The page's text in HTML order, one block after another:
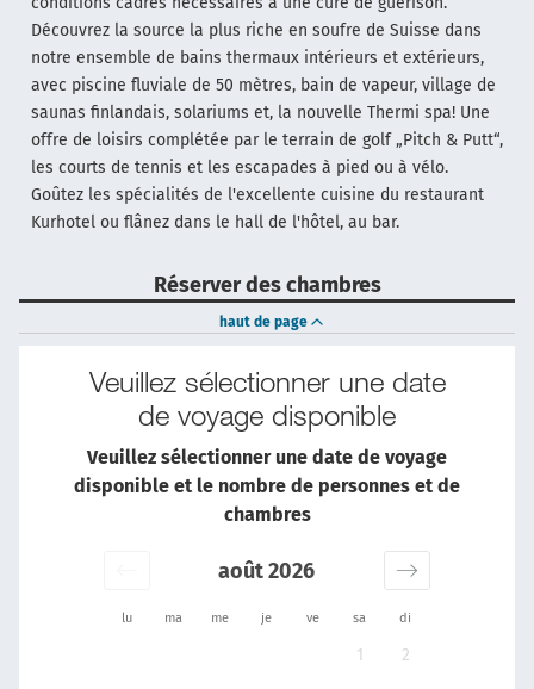
Découvrez la source la plus riche en soufre de Suisse dans
notre ensemble de bains thermaux intérieurs et extérieurs,
avec piscine fluviale de 50 mètres, bain de vapeur, village de
saunas finlandais, solariums et, la nouvelle Thermi spa! Une
offre de loisirs complétée par le terrain de golf „Pitch & Putt“,
les courts de tennis et les escapades à pied ou à vélo.
Goûtez les spécialités de l'excellente cuisine du restaurant
Kurhotel ou flânez dans le hall de l'hôtel, au bar.
Réserver des chambres
haut de page
Veuillez sélectionner une date
de voyage disponible
Veuillez sélectionner une date de voyage
disponible et le nombre de personnes et de
chambres
lu ma me je ve sa di
août 2026
1 2